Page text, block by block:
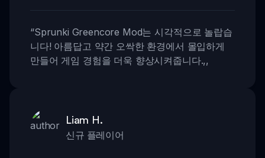
“Sprunki Greencore Mod는 시각적으로 놀랍습
니다! 아름답고 약간 오싹한 환경에서 몰입하게
만들어 게임 경험을 더욱 향상시켜줍니다.,,
Liam H.
신규 플레이어